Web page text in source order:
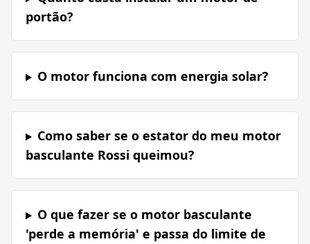
portão?
O motor funciona com energia solar?
Como saber se o estator do meu motor
basculante Rossi queimou?
O que fazer se o motor basculante
'perde a memória' e passa do limite de